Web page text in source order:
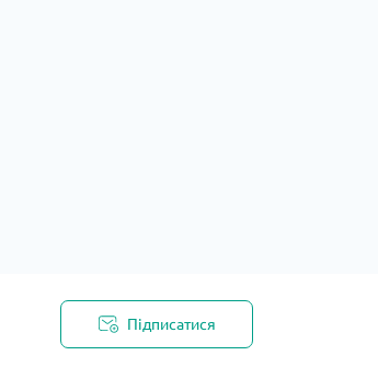
Підписатися